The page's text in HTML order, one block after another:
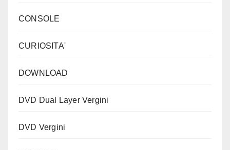
CONSOLE
CURIOSITA'
DOWNLOAD
DVD Dual Layer Vergini
DVD Vergini